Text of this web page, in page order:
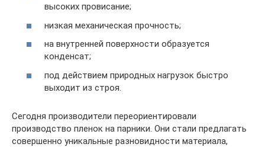
высоких провисание;
низкая механическая прочность;
на внутренней поверхности образуется
конденсат;
под действием природных нагрузок быстро
выходит из строя.
Сегодня производители переориентировали
производство пленок на парники. Они стали предлагать
совершенно уникальные разновидности материала,